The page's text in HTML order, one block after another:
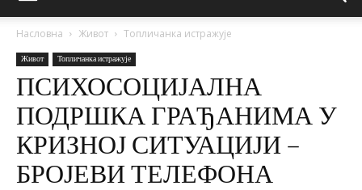
Насловна Живот Топличанка истражује
Живот Топличанка истражује
ПСИХОСОЦИЈАЛНА
ПОДРШКА ГРАЂАНИМА У
КРИЗНОЈ СИТУАЦИЈИ –
БРОЈЕВИ ТЕЛЕФОНА